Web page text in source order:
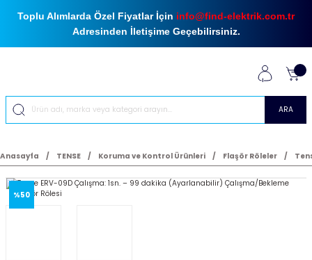
Toplu Alımlarda Özel Fiyatlar İçin info@find-elektrik.com.tr
Adresinden İletişime Geçebilirsiniz.
ARA
Anasayfa TENSE Koruma ve Kontrol Ürünleri Flaşör Röleler
%50